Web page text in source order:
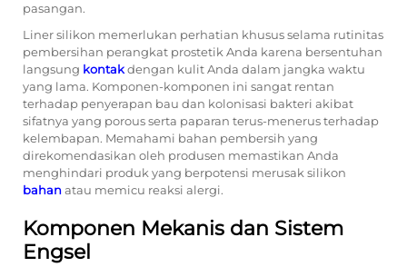
pasangan.
Liner silikon memerlukan perhatian khusus selama rutinitas
pembersihan perangkat prostetik Anda karena bersentuhan
langsung kontakdengan kulit Anda dalam jangka waktu
yang lama. Komponen-komponen ini sangat rentan
terhadap penyerapan bau dan kolonisasi bakteri akibat
sifatnya yang porous serta paparan terus-menerus terhadap
kelembapan. Memahami bahan pembersih yang
direkomendasikan oleh produsen memastikan Anda
menghindari produk yang berpotensi merusak silikon
bahanatau memicu reaksi alergi.
Komponen Mekanis dan Sistem
Engsel